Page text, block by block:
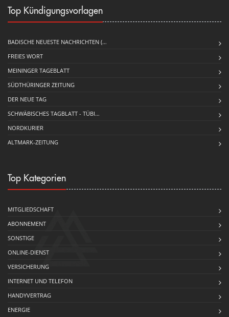
Top Kündigungsvorlagen
BADISCHE NEUESTE NACHRICHTEN (…
FREIES WORT
MEININGER TAGEBLATT
SÜDTHÜRINGER ZEITUNG
DER NEUE TAG
SCHWÄBISCHES TAGBLATT - TÜBI…
NORDKURIER
ALTMARK-ZEITUNG
Top Kategorien
MITGLIEDSCHAFT
ABONNEMENT
SONSTIGE
ONLINE-DIENST
VERSICHERUNG
INTERNET UND TELEFON
HANDYVERTRAG
ENERGIE